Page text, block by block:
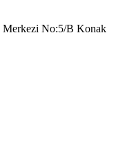
Merkezi No:5/B Konak